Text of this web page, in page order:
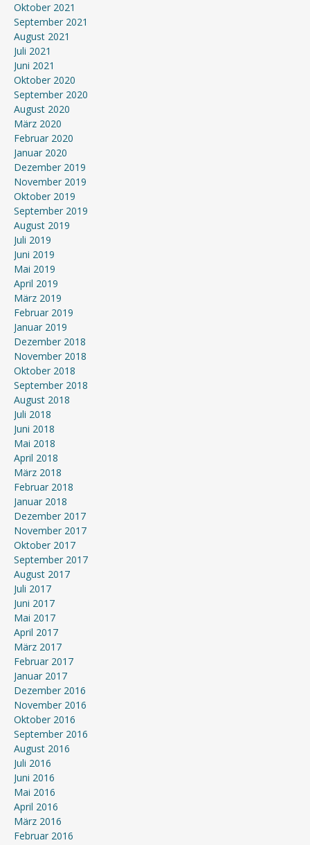
Oktober 2021
September 2021
August 2021
Juli 2021
Juni 2021
Oktober 2020
September 2020
August 2020
März 2020
Februar 2020
Januar 2020
Dezember 2019
November 2019
Oktober 2019
September 2019
August 2019
Juli 2019
Juni 2019
Mai 2019
April 2019
März 2019
Februar 2019
Januar 2019
Dezember 2018
November 2018
Oktober 2018
September 2018
August 2018
Juli 2018
Juni 2018
Mai 2018
April 2018
März 2018
Februar 2018
Januar 2018
Dezember 2017
November 2017
Oktober 2017
September 2017
August 2017
Juli 2017
Juni 2017
Mai 2017
April 2017
März 2017
Februar 2017
Januar 2017
Dezember 2016
November 2016
Oktober 2016
September 2016
August 2016
Juli 2016
Juni 2016
Mai 2016
April 2016
März 2016
Februar 2016